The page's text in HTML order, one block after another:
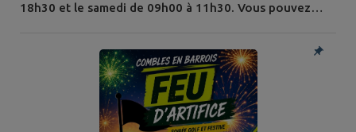
18h30 et le samedi de 09h00 à 11h30. Vous pouvez